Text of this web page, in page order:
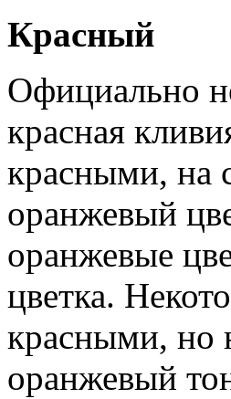
Красный
Официально
красная
красными, на
оранжевый
оранжевые
цветка.
красными, но
оранжевый